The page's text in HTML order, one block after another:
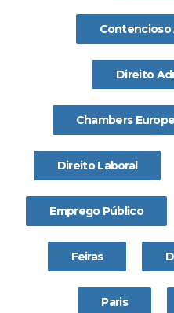
Direito
Chambers Europe
Direito Laboral
Emprego Público
Feiras
Paris